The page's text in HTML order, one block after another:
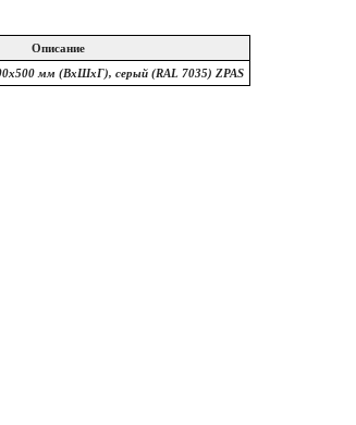
Описание
мм (ВхШхГ), серый (RAL 7035) ZPAS